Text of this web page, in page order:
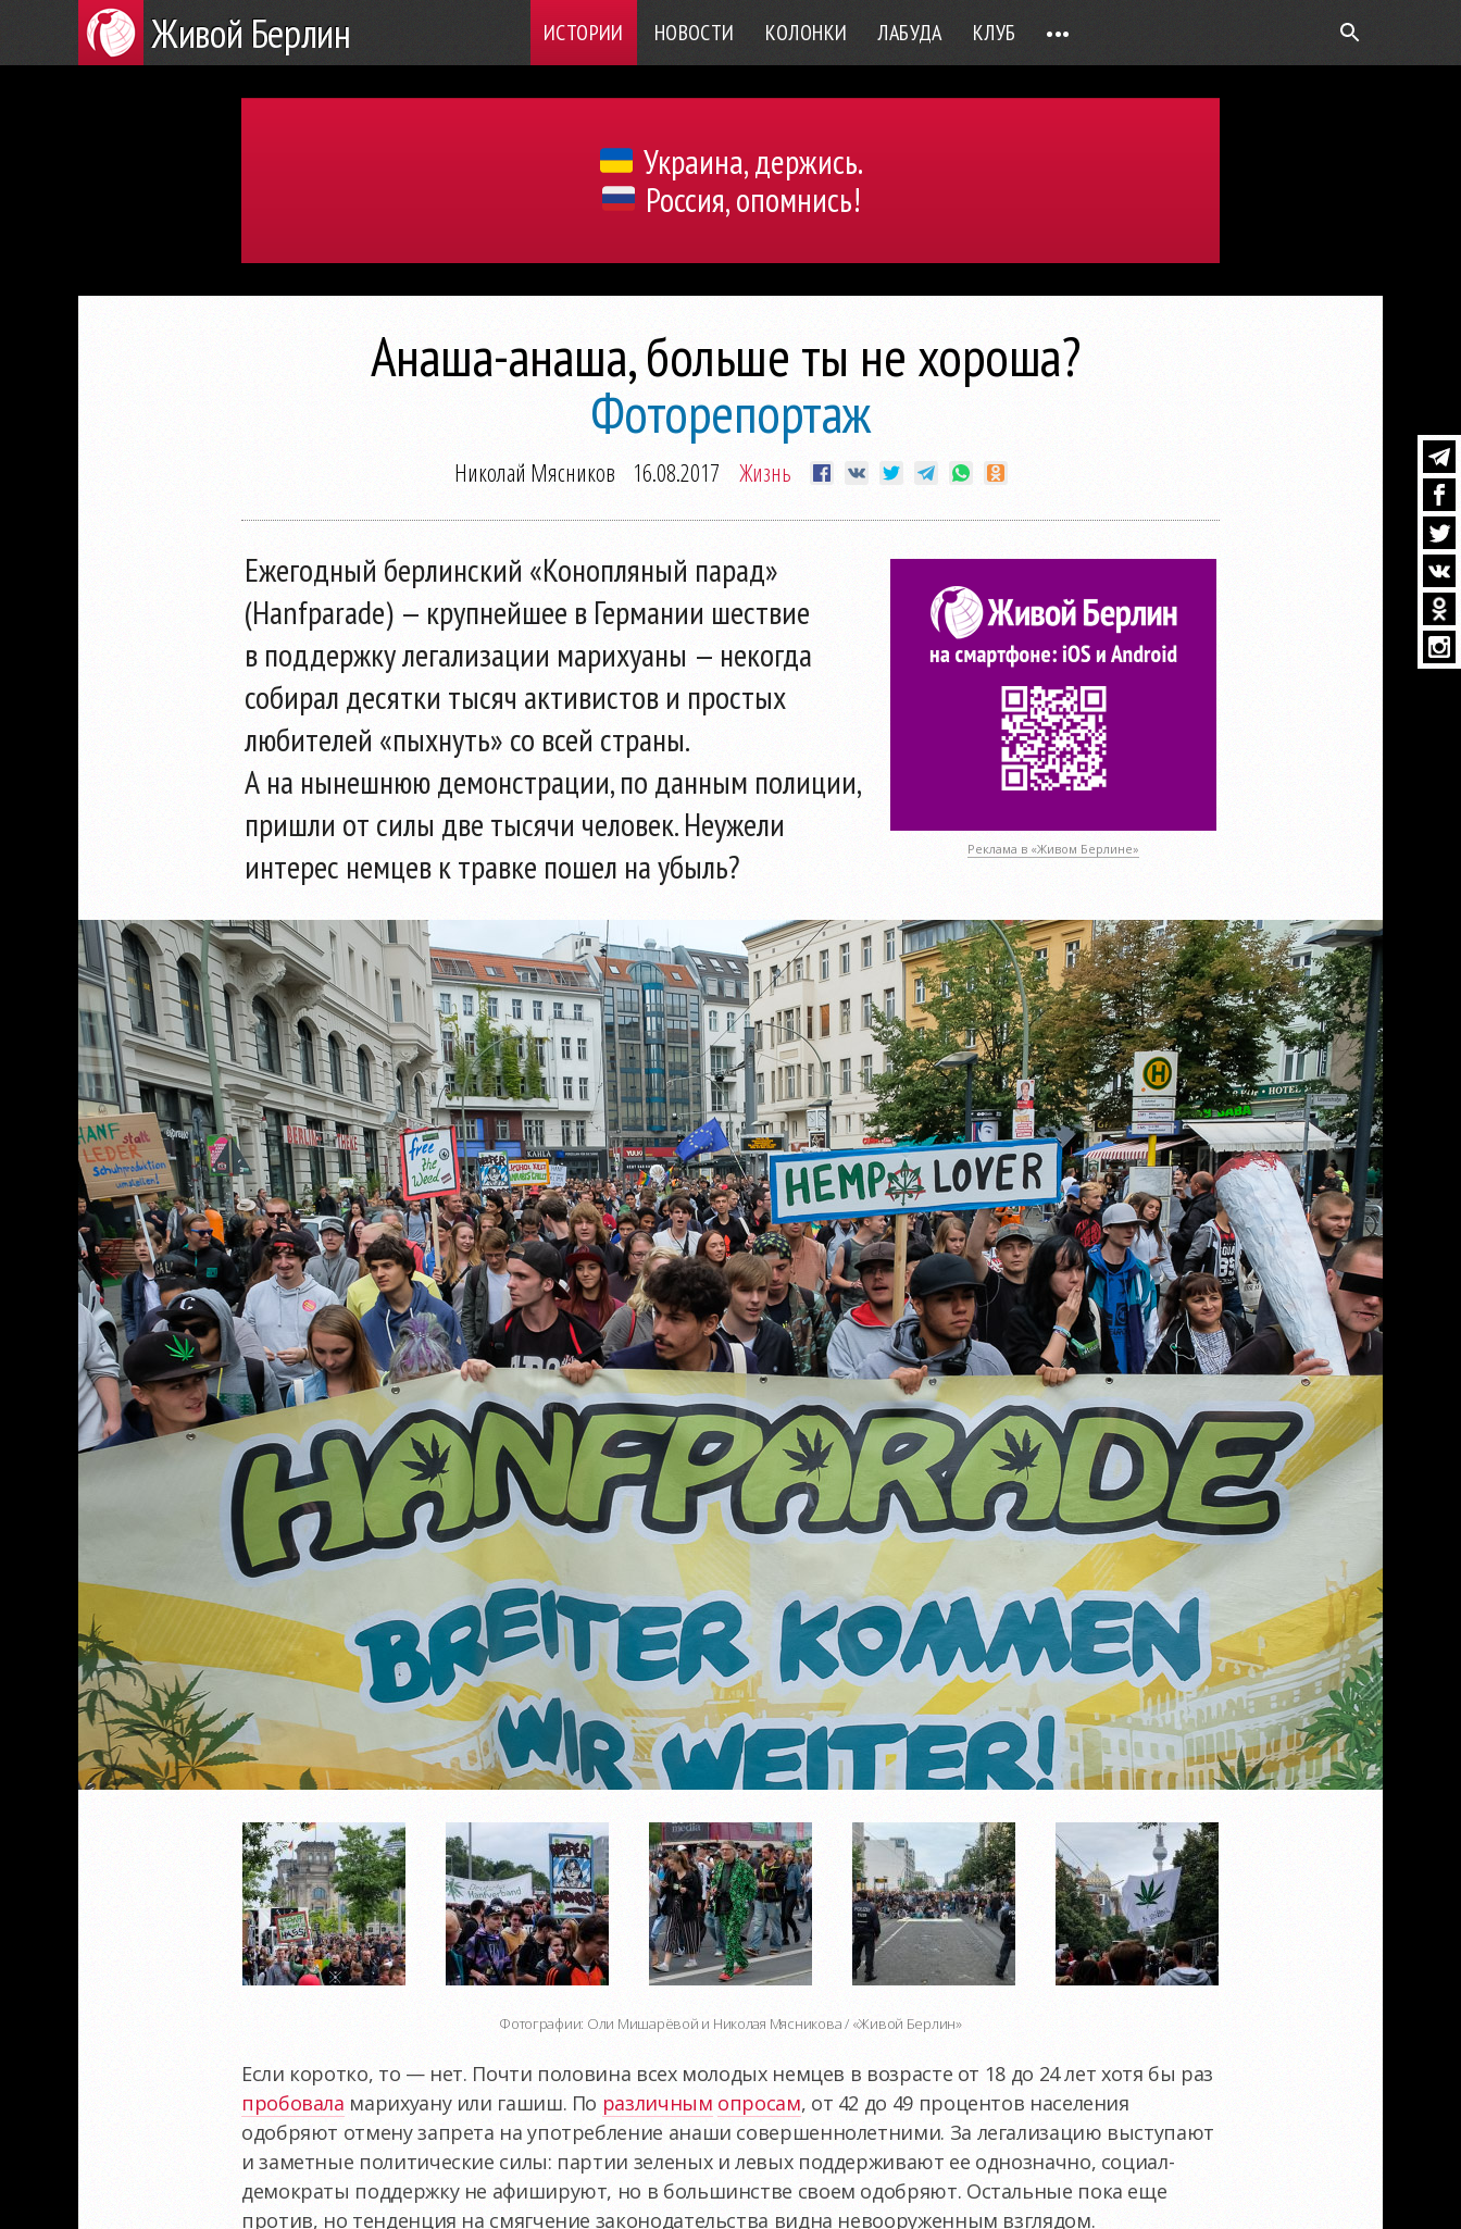
Живой Берлин ИСТОРИИ НОВОСТИ КОЛОНКИ ЛАБУДА КЛУБ •••
DEUTSCH
Украина, держись.
Россия, опомнись!
Анаша-анаша, больше ты не хороша?
Фоторепортаж
Николай Мясников 16.08.2017 Жизнь
Ежегодный берлинский «Конопляный парад»
(Hanfparade) — крупнейшее в Германии шествие
в поддержку легализации марихуаны — некогда
собирал десятки тысяч активистов и простых
любителей «пыхнуть» со всей страны.
А на нынешнюю демонстрации, по данным полиции,
пришли от силы две тысячи человек. Неужели
интерес немцев к травке пошел на убыль?
Реклама в «Живом Берлине»
Фотографии: Оли Мишарёвой и Николая Мясникова / «Живой Берлин»
Если коротко, то — нет. Почти половина всех молодых немцев в возрасте от 18 до 24 лет хотя бы раз
пробовала марихуану или гашиш. По различным опросам, от 42 до 49 процентов населения
одобряют отмену запрета на употребление анаши совершеннолетними. За легализацию выступают
и заметные политические силы: партии зеленых и левых поддерживают ее однозначно, социал-
демократы поддержку не афишируют, но в большинстве своем одобряют. Остальные пока еще
против, но тенденция на смягчение законодательства видна невооруженным взглядом.